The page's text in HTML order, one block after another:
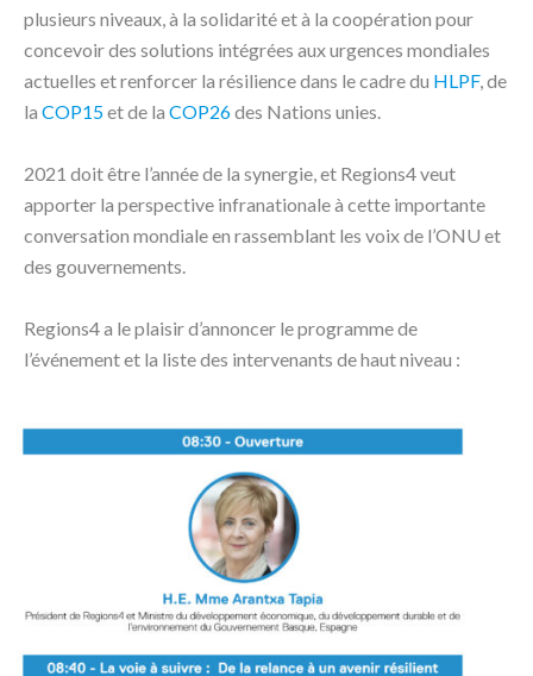
plusieurs niveaux, à la solidarité et à la coopération pour
concevoir des solutions intégrées aux urgences mondiales
actuelles et renforcer la résilience dans le cadre du HLPF, de
la COP15et de la COP26des Nations unies.
2021 doit être l’année de la synergie, et Regions4 veut
apporter la perspective infranationale à cette importante
conversation mondiale en rassemblant les voix de l’ONU et
des gouvernements.
Regions4 a le plaisir d’annoncer le programme de
l’événement et la liste des intervenants de haut niveau :